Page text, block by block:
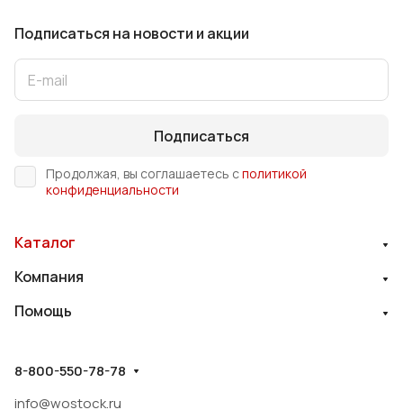
Подписаться на новости и акции
Подписаться
Продолжая, вы соглашаетесь сполитикой
конфиденциальности
Каталог
Компания
Помощь
8-800-550-78-78
info@wostock.ru